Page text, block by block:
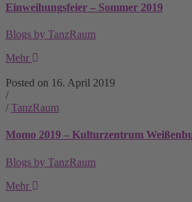
Einweihungsfeier – Sommer 2019
Blogs by TanzRaum
Mehr
Posted on 16. April 2019
/
/ TanzRaum
Momo 2019 – Kulturzentrum
Blogs by TanzRaum
Mehr